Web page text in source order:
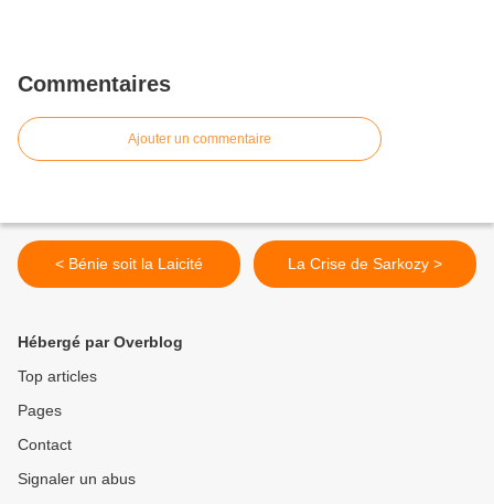
Commentaires
Ajouter un commentaire
< Bénie soit la Laicité La Crise de Sarkozy >
Hébergé par Overblog
Top articles
Pages
Contact
Signaler un abus